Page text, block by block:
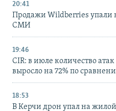
20:41
Продажи Wildberries упали
СМИ
19:46
CIR: в июле количество
выросло на 72% по
18:53
В Керчи дрон упал на